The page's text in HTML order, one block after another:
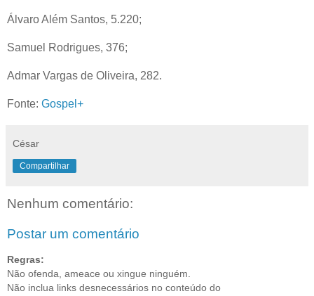
Álvaro Além Santos, 5.220;
Samuel Rodrigues, 376;
Admar Vargas de Oliveira, 282.
Fonte: Gospel+
César
Compartilhar
Nenhum comentário:
Postar um comentário
Regras:
Não ofenda, ameace ou xingue ninguém.
Não inclua links desnecessários no conteúdo do